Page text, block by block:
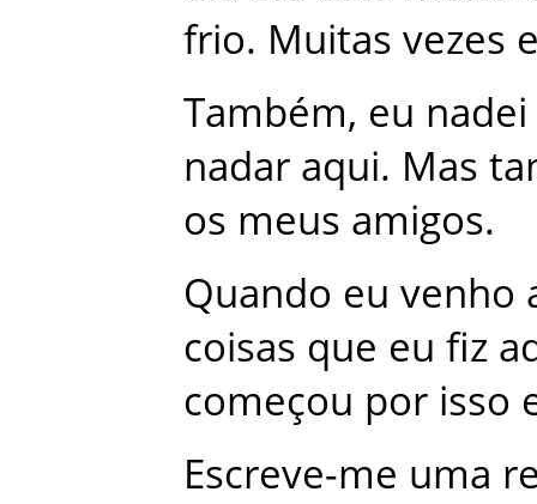
frio. Muitas vezes
Também, eu nadei
nadar aqui. Mas
os meus amigos.
Quando eu venho
coisas que eu fiz
começou por isso
Escreve-me uma